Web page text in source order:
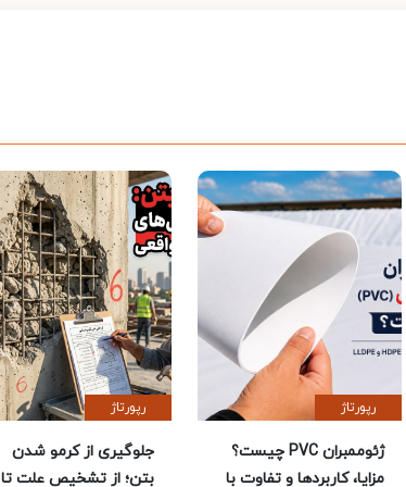
رپورتاژ
ژئوممبران PVC چیست؟
مزایا، کاربردها و تفاوت با
رپورتاژ
جلوگیری از کرمو شدن
بتن؛ از تشخیص علت تا